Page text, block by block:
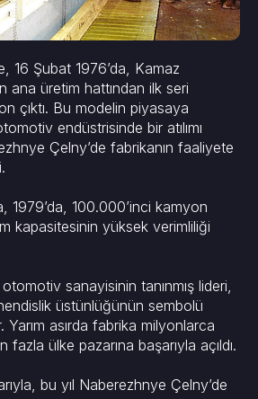
16 Şubat 1976’da, Kamaz
ana üretim hattından ilk seri
çıktı. Bu modelin piyasaya
endüstrisinde bir atılımı
Çelny’de fabrikanın faaliyete
1979’da, 100.000’inci kamyon
kapasitesinin yüksek verimliliği
sanayisinin tanınmış lideri,
üstünlüğünün sembolü
asırda fabrika milyonlarca
fazla ülke pazarına başarıyla açıldı.
bu yıl Naberezhnye Çelny’de